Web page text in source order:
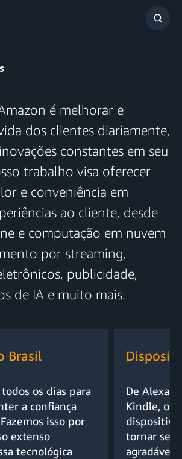
é melhorar e
dos clientes diariamente,
constantes em seu
trabalho visa oferecer
e conveniência em
ao cliente, desde
e computação em nuvem
por streaming,
publicidade,
de IA e muito mais.
Brasil
os dias para
a confiança
isso por
extenso
tecnológica
De Alexa e
Kindle, os
tornar
agradáveis.